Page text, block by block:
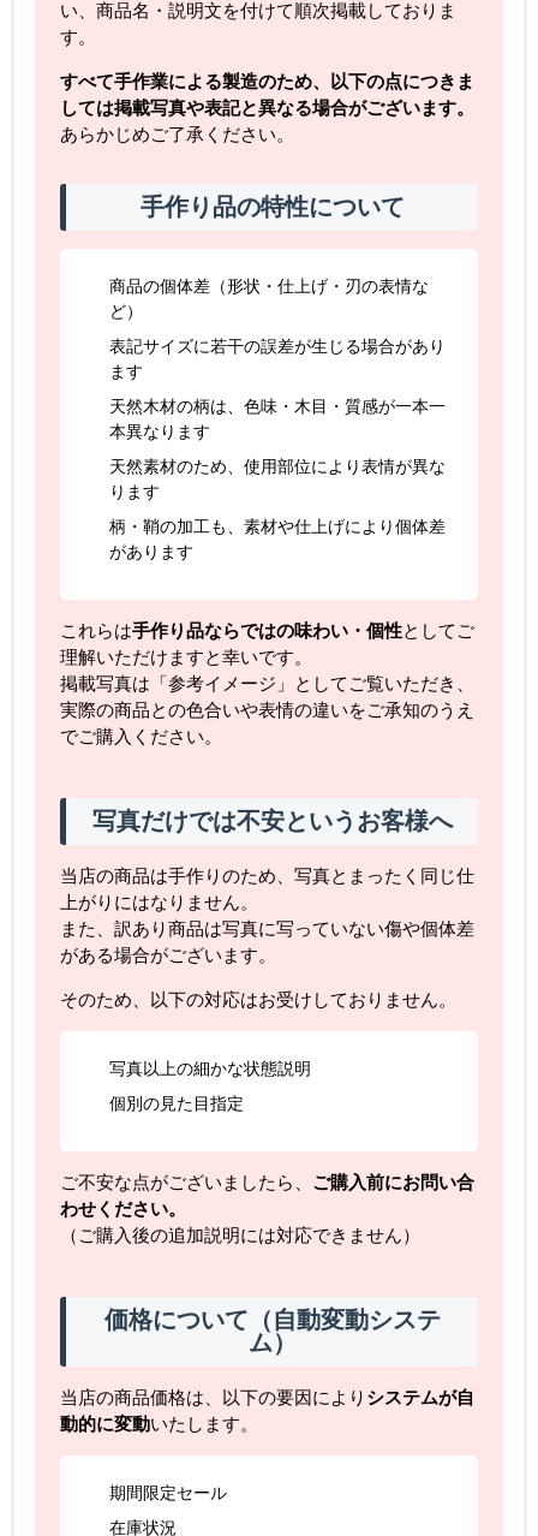
い、商品名・説明文を付けて順次掲載しておりま
す。
すべて手作業による製造のため、以下の点につきま
しては掲載写真や表記と異なる場合がございます。
あらかじめご了承ください。
手作り品の特性について
商品の個体差（形状・仕上げ・刃の表情な
ど）
表記サイズに若干の誤差が生じる場合があり
ます
天然木材の柄は、色味・木目・質感が一本一
本異なります
天然素材のため、使用部位により表情が異な
ります
柄・鞘の加工も、素材や仕上げにより個体差
があります
これらは手作り品ならではの味わい・個性としてご
理解いただけますと幸いです。
掲載写真は「参考イメージ」としてご覧いただき、
実際の商品との色合いや表情の違いをご承知のうえ
でご購入ください。
写真だけでは不安というお客様へ
当店の商品は手作りのため、写真とまったく同じ仕
上がりにはなりません。
また、訳あり商品は写真に写っていない傷や個体差
がある場合がございます。
そのため、以下の対応はお受けしておりません。
写真以上の細かな状態説明
個別の見た目指定
ご不安な点がございましたら、 ご購入前にお問い合
わせください。
（ご購入後の追加説明には対応できません）
価格について（自動変動システ
ム）
当店の商品価格は、以下の要因により システムが自
動的に変動いたします。
期間限定セール
在庫状況